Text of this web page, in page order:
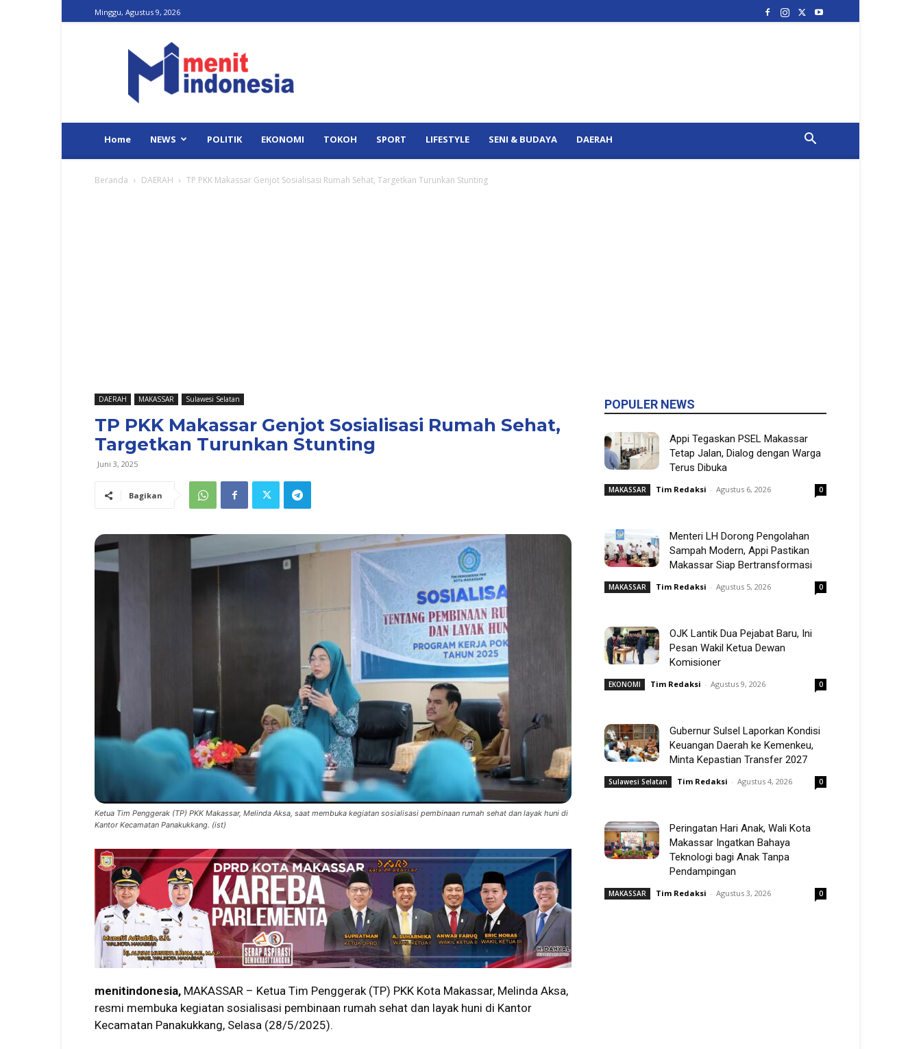
Minggu, Agustus 9, 2026
Indonesia
Home NEWS POLITIK EKONOMI TOKOH SPORT LIFESTYLE SENI & BUDAYA DAERAH
Beranda DAERAH TP PKK Makassar Genjot Sosialisasi Rumah Sehat, Targetkan Turunkan Stunting
DAERAH MAKASSAR Sulawesi Selatan
TP PKK Makassar Genjot Sosialisasi Rumah Sehat,
Targetkan Turunkan Stunting
Juni 3, 2025
Bagikan
Ketua Tim Penggerak (TP) PKK Makassar, Melinda Aksa, saat membuka kegiatan sosialisasi pembinaan rumah sehat dan layak huni di
Kantor Kecamatan Panakukkang. (ist)
menitindonesia, MAKASSAR – Ketua Tim Penggerak (TP) PKK Kota Makassar, Melinda Aksa,
resmi membuka kegiatan sosialisasi pembinaan rumah sehat dan layak huni di Kantor
Kecamatan Panakukkang, Selasa (28/5/2025).
POPULER NEWS
Appi Tegaskan PSEL Makassar
Tetap Jalan, Dialog dengan Warga
Terus Dibuka
MAKASSAR Tim Redaksi - Agustus 6, 2026 0
Menteri LH Dorong Pengolahan
Sampah Modern, Appi Pastikan
Makassar Siap Bertransformasi
MAKASSAR Tim Redaksi - Agustus 5, 2026 0
OJK Lantik Dua Pejabat Baru, Ini
Pesan Wakil Ketua Dewan
Komisioner
EKONOMI Tim Redaksi - Agustus 9, 2026 0
Gubernur Sulsel Laporkan Kondisi
Keuangan Daerah ke Kemenkeu,
Minta Kepastian Transfer 2027
Sulawesi Selatan Tim Redaksi - Agustus 4, 2026 0
Peringatan Hari Anak, Wali Kota
Makassar Ingatkan Bahaya
Teknologi bagi Anak Tanpa
Pendampingan
MAKASSAR Tim Redaksi - Agustus 3, 2026 0